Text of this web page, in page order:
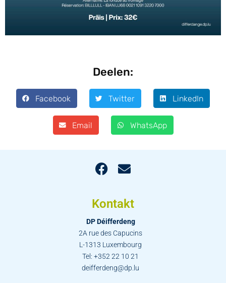
Deelen:
Facebook Twitter LinkedIn
Email WhatsApp
Kontakt
DP Déifferdeng
2A rue des Capucins
L-1313 Luxembourg
Tel: +352 22 10 21
deifferdeng@dp.lu